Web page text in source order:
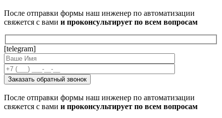
После отправки формы наш инженер по автоматизации
свяжется с вами и проконсультирует по всем вопросам
[telegram]
После отправки формы наш инженер по автоматизации
свяжется с вами и проконсультирует по всем вопросам